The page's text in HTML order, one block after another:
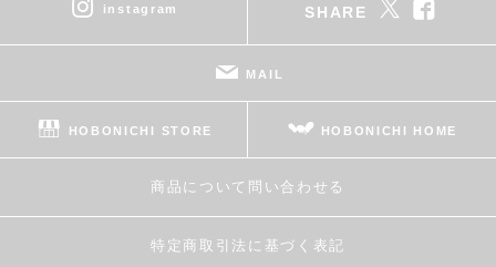
instagram SHARE
MAIL
HOBONICHI STORE HOBONICHI HOME
商品について問い合わせる
特定商取引法に基づく表記